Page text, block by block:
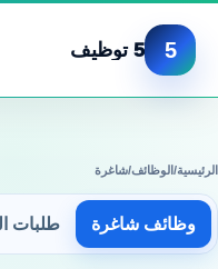
5 5 توظيف
الرئيسية/الوظائف/شاغرة
وظائف شاغرة طلبات